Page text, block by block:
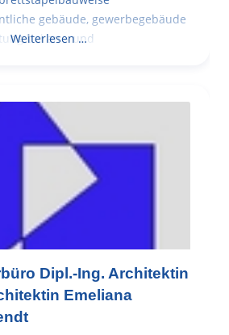
gebäude, gewerbegebäude
bei an – und
Weiterlesen …
Dipl.-Ing. Architektin
Emeliana